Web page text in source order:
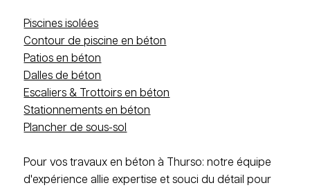
Piscines isolées
Contour de piscine en béton
Patios en béton
Dalles de béton
Escaliers & Trottoirs en béton
Stationnements en béton
Plancher de sous-sol
Pour vos travaux en béton à Thurso: notre équipe
d'expérience allie expertise et souci du détail pour